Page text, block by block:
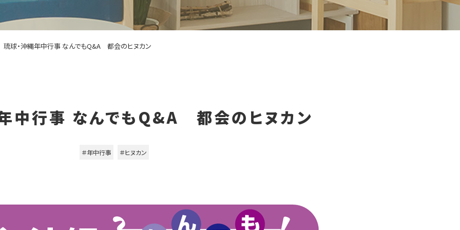
琉球・沖縄年中行事 なんでもQ&A 都会のヒヌカン
中行事 なんでもQ&A 都会のヒヌカン
＃年中行事 ＃ヒヌカン